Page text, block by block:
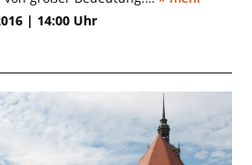
| 14:00 Uhr